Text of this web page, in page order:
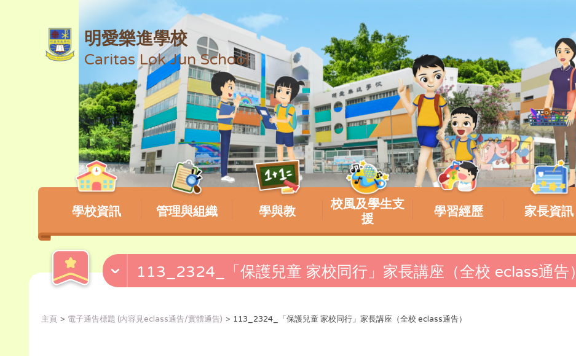
明愛樂進學校
Caritas Lok Jun School
學校資訊 管理與組織 學與教
校風及學生支
援
學習經歷 家長資訊
113_2324_「保護兒童 家校同行」家長講座（全校 eclass通告）
主頁 電子通告標題 (內容見eclass通告/實體通告) 113_2324_「保護兒童 家校同行」家長講座（全校 eclass通告）